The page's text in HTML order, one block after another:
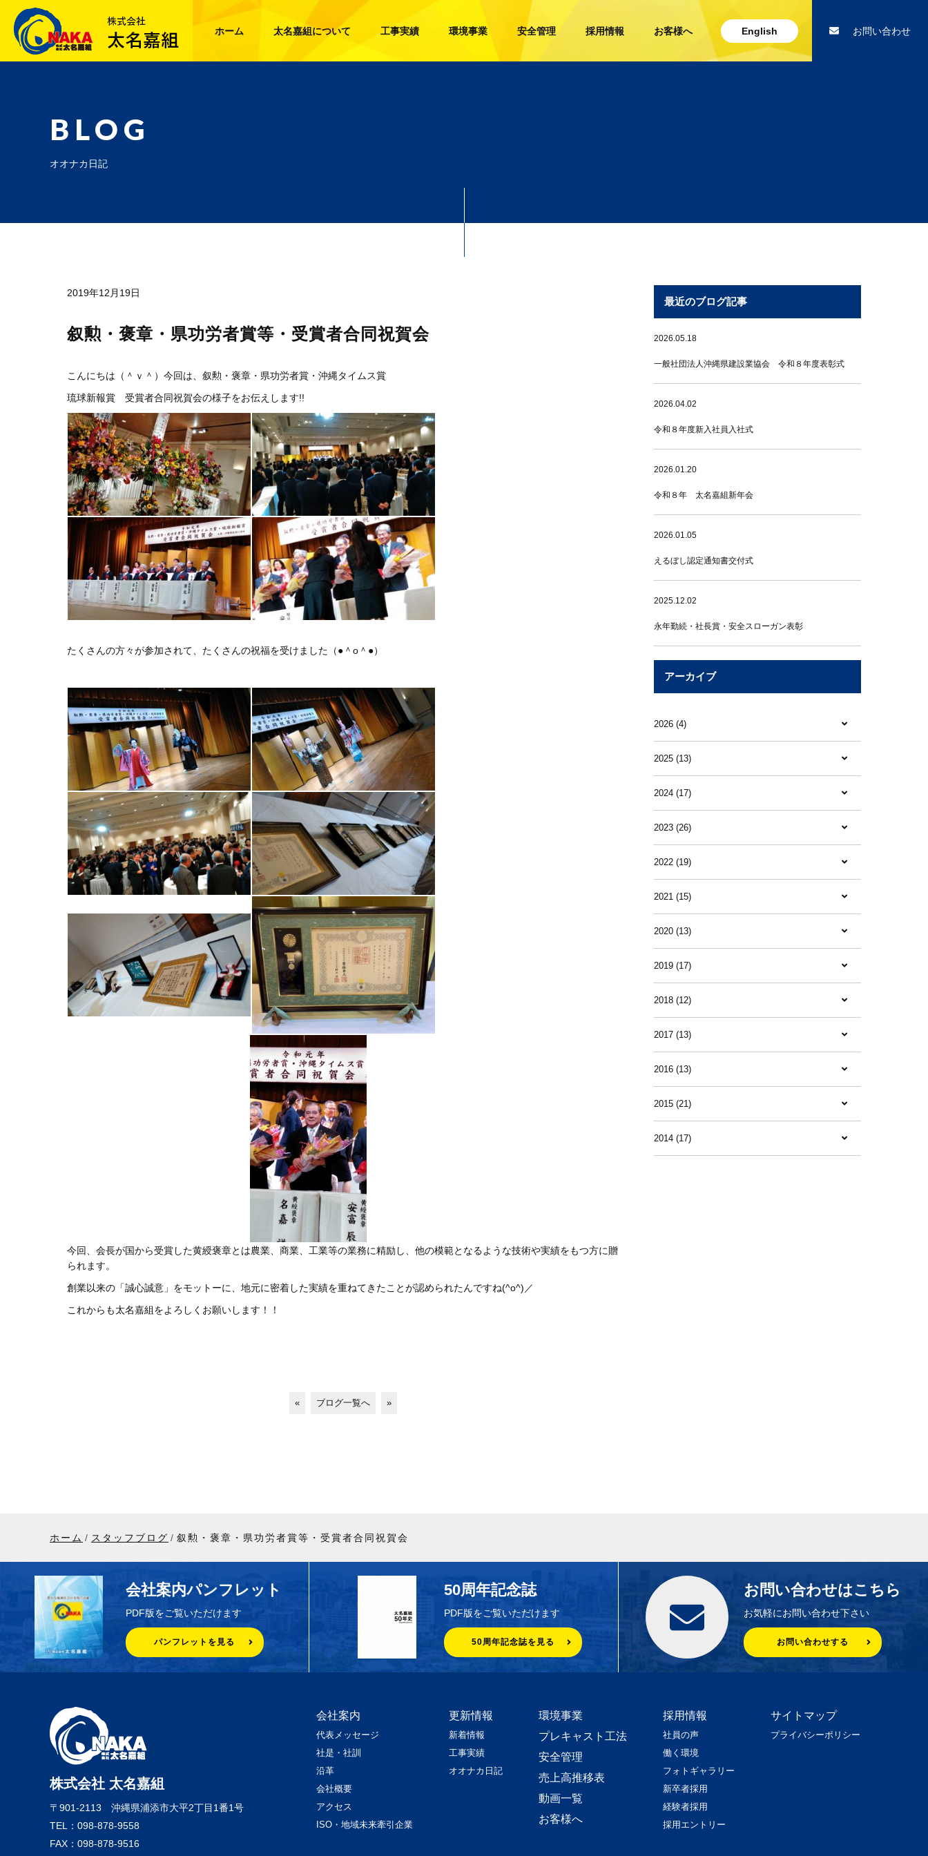
ホーム 太名嘉組について 工事実績 環境事業 安全管理 採用情報 お客様へ English お問い合わせ
BLOG
オオナカ日記
2019年12月19日
叙勲・褒章・県功労者賞等・受賞者合同祝賀会
こんにちは（＾ｖ＾）今回は、叙勲・褒章・県功労者賞・沖縄タイムス賞
琉球新報賞 受賞者合同祝賀会の様子をお伝えします!!
たくさんの方々が参加されて、たくさんの祝福を受けました（●＾o＾●）
今回、会長が国から受賞した黄綬褒章とは農業、商業、工業等の業務に精励し、他の模範となるような技術や実績をもつ方に贈
られます。
創業以来の「誠心誠意」をモットーに、地元に密着した実績を重ねてきたことが認められたんですね(^o^)／
これからも太名嘉組をよろしくお願いします！！
« ブログ一覧へ »
最近のブログ記事
2026.05.18
一般社団法人沖縄県建設業協会 令和８年度表彰式
2026.04.02
令和８年度新入社員入社式
2026.01.20
令和８年 太名嘉組新年会
2026.01.05
えるぼし認定通知書交付式
2025.12.02
永年勤続・社長賞・安全スローガン表彰
アーカイブ
2026 (4)
2025 (13)
2024 (17)
2023 (26)
2022 (19)
2021 (15)
2020 (13)
2019 (17)
2018 (12)
2017 (13)
2016 (13)
2015 (21)
2014 (17)
ホーム スタッフブログ 叙勲・褒章・県功労者賞等・受賞者合同祝賀会
会社案内パンフレット
PDF版をご覧いただけます
パンフレットを見る
50周年記念誌
PDF版をご覧いただけます
50周年記念誌を見る
お問い合わせはこちら
お気軽にお問い合わせ下さい
お問い合わせする
株式会社 太名嘉組
〒901-2113 沖縄県浦添市大平2丁目1番1号
TEL：098-878-9558
FAX：098-878-9516
会社案内
代表メッセージ
社是・社訓
沿革
会社概要
アクセス
ISO・地域未来牽引企業
更新情報
新着情報
工事実績
オオナカ日記
環境事業
プレキャスト工法
安全管理
売上高推移表
動画一覧
お客様へ
採用情報
社員の声
働く環境
フォトギャラリー
新卒者採用
経験者採用
採用エントリー
サイトマップ
プライバシーポリシー